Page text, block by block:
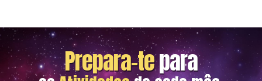
Prepara-tepara